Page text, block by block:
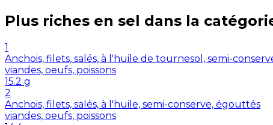
Plus riches en sel dans la
1
Anchois, filets, salés, à l'huile de tournesol, semi-
viandes, oeufs, poissons
15.2 g
2
Anchois, filets, salés, à l'huile, semi-conserve, égouttés
viandes, oeufs, poissons